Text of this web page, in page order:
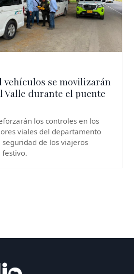
vehículos se movilizarán
Valle durante el puente
los controles en los
viales del departamento
de los viajeros